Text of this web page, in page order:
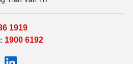
1919
1900 6192